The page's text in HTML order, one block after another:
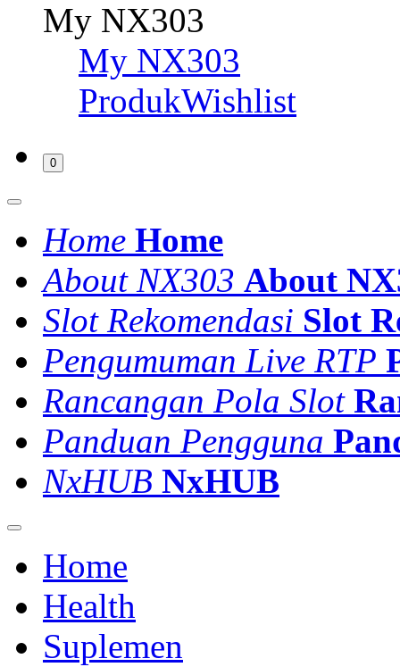
My NX303
My NX303
ProdukWishlist
0
Home Home
About NX303 About
Slot Rekomendasi Slot
Pengumuman Live RTP
Rancangan Pola Slot
Panduan Pengguna
NxHUB NxHUB
Home
Health
Suplemen